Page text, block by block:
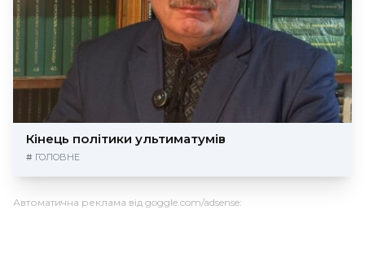
Кінець політики ультиматумів
# ГОЛОВНЕ
Автоматична реклама від goggle.com/adsense: